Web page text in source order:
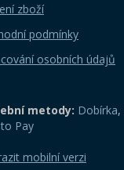
zboží
podmínky
osobních údajů
metody: Dobírka,
Pay
mobilní verzi